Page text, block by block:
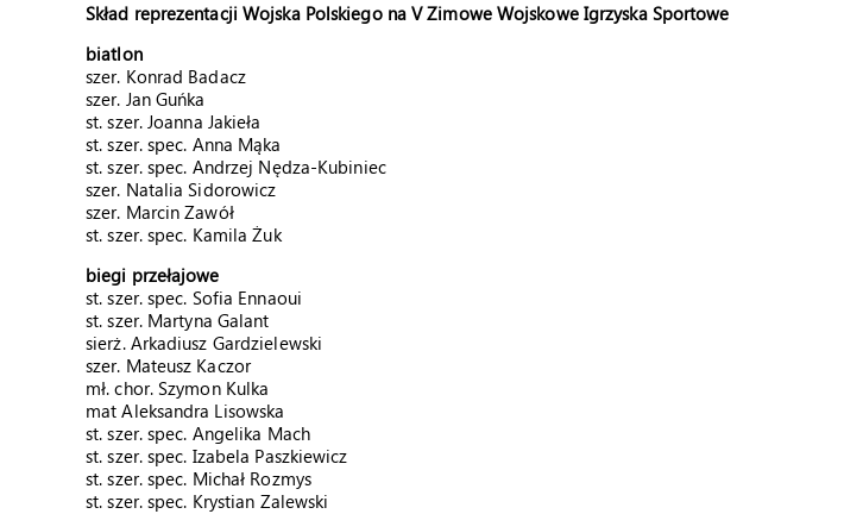
Skład reprezentacji Wojska Polskiego na V Zimowe Wojskowe Igrzyska Sportowe
biatlon
szer. Konrad Badacz
szer. Jan Guńka
st. szer. Joanna Jakieła
st. szer. spec. Anna Mąka
st. szer. spec. Andrzej Nędza-Kubiniec
szer. Natalia Sidorowicz
szer. Marcin Zawół
st. szer. spec. Kamila Żuk
biegi przełajowe
st. szer. spec. Sofia Ennaoui
st. szer. Martyna Galant
sierż. Arkadiusz Gardzielewski
szer. Mateusz Kaczor
mł. chor. Szymon Kulka
mat Aleksandra Lisowska
st. szer. spec. Angelika Mach
st. szer. spec. Izabela Paszkiewicz
st. szer. spec. Michał Rozmys
st. szer. spec. Krystian Zalewski